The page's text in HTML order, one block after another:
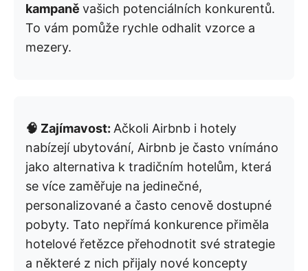
kampaně vašich potenciálních konkurentů.
To vám pomůže rychle odhalit vzorce a
mezery.
🧠 Zajímavost: Ačkoli Airbnb i hotely
nabízejí ubytování, Airbnb je často vnímáno
jako alternativa k tradičním hotelům, která
se více zaměřuje na jedinečné,
personalizované a často cenově dostupné
pobyty. Tato nepřímá konkurence přiměla
hotelové řetězce přehodnotit své strategie
a některé z nich přijaly nové koncepty